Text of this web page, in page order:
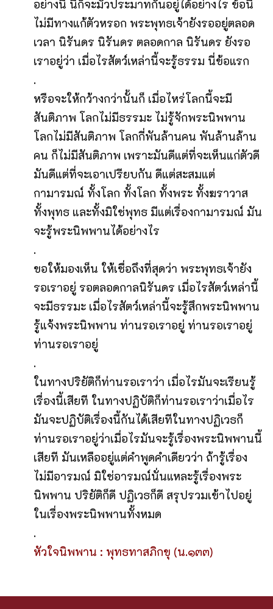
อย่างนี้ นี่ก็จะมัวประมาทกันอยู่ได้อย่างไร ข้อนี้
ไม่มีทางแก้ตัวหรอก พระพุทธเจ้ายังรออยู่ตลอด
เวลา นิรันดร นิรันดร ตลอดกาล นิรันดร ยังรอ
เราอยู่ว่า เมื่อไรสัตว์เหล่านี้จะรู้ธรรม นี่ข้อแรก
.
หรือจะให้กว้างกว่านั้นก็ เมื่อไหร่โลกนี้จะมี
สันติภาพ โลกไม่มีธรรมะ ไม่รู้จักพระนิพพาน
โลกไม่มีสันติภาพ โลกกี่พันล้านคน พันล้านล้าน
คน ก็ไม่มีสันติภาพ เพราะมันดีแต่ที่จะเห็นแก่ตัวดี
มันดีแต่ที่จะเอาเปรียบกัน ดีแต่สะสมแต่
กามารมณ์ ทั้งโลก ทั้งโลก ทั้งพระ ทั้งฆราวาส
ทั้งพุทธ และทั้งมิใช่พุทธ มีแต่เรื่องกามารมณ์ มัน
จะรู้พระนิพพานได้อย่างไร
.
ขอให้มองเห็น ให้เชื่อถึงที่สุดว่า พระพุทธเจ้ายัง
รอเราอยู่ รอตลอดกาลนิรันดร เมื่อไรสัตว์เหล่านี้
จะมีธรรมะ เมื่อไรสัตว์เหล่านี้จะรู้สึกพระนิพพาน
รู้แจ้งพระนิพพาน ท่านรอเราอยู่ ท่านรอเราอยู่
ท่านรอเราอยู่
.
ในทางปริยัติก็ท่านรอเราว่า เมื่อไรมันจะเรียนรู้
เรื่องนี้เสียที ในทางปฏิบัติก็ท่านรอเราว่าเมื่อไร
มันจะปฏิบัติเรื่องนี้กันได้เสียทีในทางปฏิเวธก็
ท่านรอเราอยู่ว่าเมื่อไรมันจะรู้เรื่องพระนิพพานนี้
เสียที มันเหลืออยู่แต่คำพูดคำเดียวว่า ถ้ารู้เรื่อง
ไม่มีอารมณ์ มิใช่อารมณ์นั่นแหละรู้เรื่องพระ
นิพพาน ปริยัติก็ดี ปฏิเวธก็ดี สรุปรวมเข้าไปอยู่
ในเรื่องพระนิพพานทั้งหมด
.
หัวใจนิพพาน : พุทธทาสภิกขุ (น.๑๓๓)